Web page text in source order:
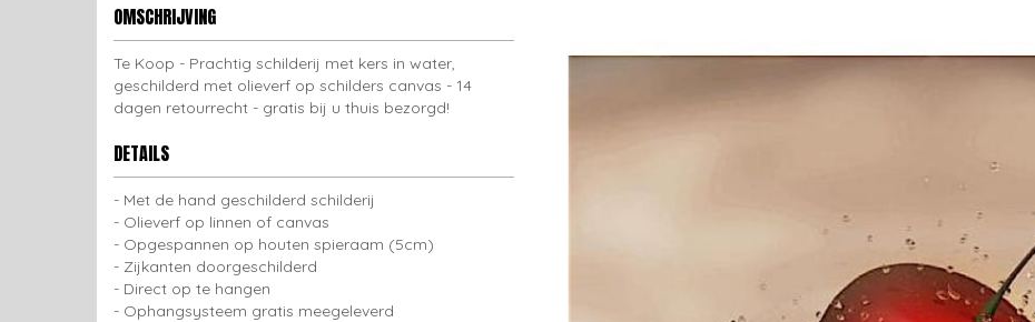
OMSCHRIJVING
Te Koop - Prachtig schilderij met kers in water,
geschilderd met olieverf op schilders canvas - 14
dagen retourrecht - gratis bij u thuis bezorgd!
DETAILS
Met de hand geschilderd schilderij
Olieverf op linnen of canvas
Opgespannen op houten spieraam (5cm)
Zijkanten doorgeschilderd
Direct op te hangen
Ophangsysteem gratis meegeleverd